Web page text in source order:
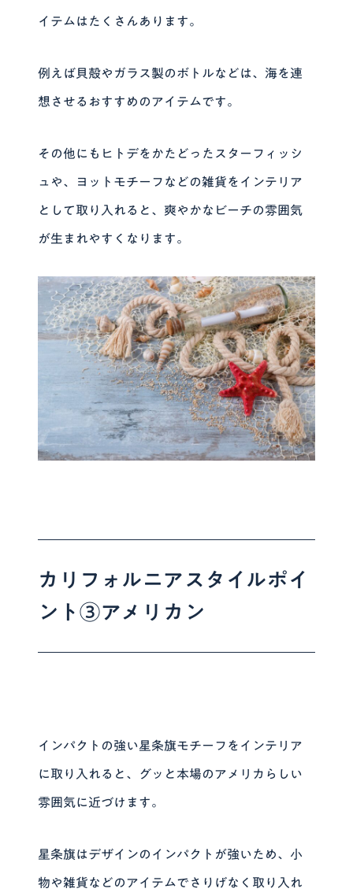
イテムはたくさんあります。
例えば貝殻やガラス製のボトルなどは、海を連
想させるおすすめのアイテムです。
その他にもヒトデをかたどったスターフィッシ
ュや、ヨットモチーフなどの雑貨をインテリア
として取り入れると、爽やかなビーチの雰囲気
が生まれやすくなります。
カリフォルニアスタイルポイ
ント③アメリカン
インパクトの強い星条旗モチーフをインテリア
に取り入れると、グッと本場のアメリカらしい
雰囲気に近づけます。
星条旗はデザインのインパクトが強いため、小
物や雑貨などのアイテムでさりげなく取り入れ